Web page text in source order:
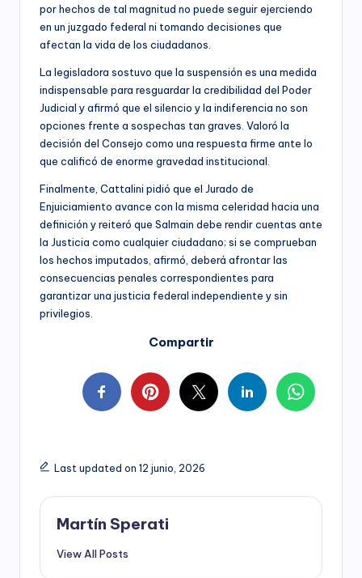
por hechos de tal magnitud no puede seguir ejerciendo
en un juzgado federal ni tomando decisiones que
afectan la vida de los ciudadanos.
La legisladora sostuvo que la suspensión es una medida
indispensable para resguardar la credibilidad del Poder
Judicial y afirmó que el silencio y la indiferencia no son
opciones frente a sospechas tan graves. Valoró la
decisión del Consejo como una respuesta firme ante lo
que calificó de enorme gravedad institucional.
Finalmente, Cattalini pidió que el Jurado de
Enjuiciamiento avance con la misma celeridad hacia una
definición y reiteró que Salmain debe rendir cuentas ante
la Justicia como cualquier ciudadano; si se comprueban
los hechos imputados, afirmó, deberá afrontar las
consecuencias penales correspondientes para
garantizar una justicia federal independiente y sin
privilegios.
Compartir
Last updated on 12 junio, 2026
Martín Sperati
View All Posts